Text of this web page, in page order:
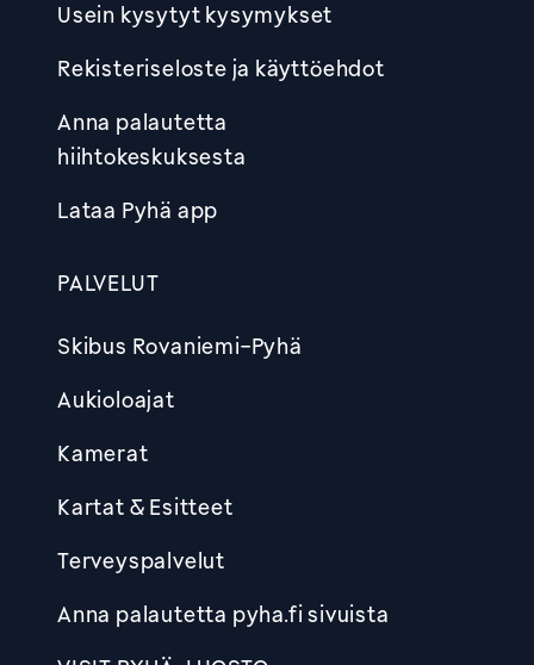
Usein kysytyt kysymykset
Rekisteriseloste ja käyttöehdot
Anna palautetta
hiihtokeskuksesta
Lataa Pyhä app
PALVELUT
Skibus Rovaniemi-Pyhä
Aukioloajat
Kamerat
Kartat & Esitteet
Terveyspalvelut
Anna palautetta pyha.fi sivuista